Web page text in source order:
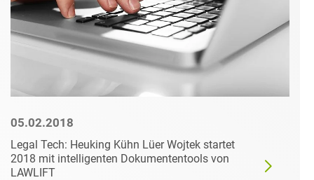
05.02.2018
Legal Tech: Heuking Kühn Lüer Wojtek startet
2018 mit intelligenten Dokumententools von
LAWLIFT